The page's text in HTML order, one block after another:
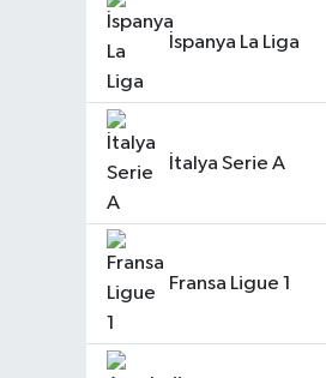
İspanya La Liga
İtalya Serie A
Fransa Ligue 1